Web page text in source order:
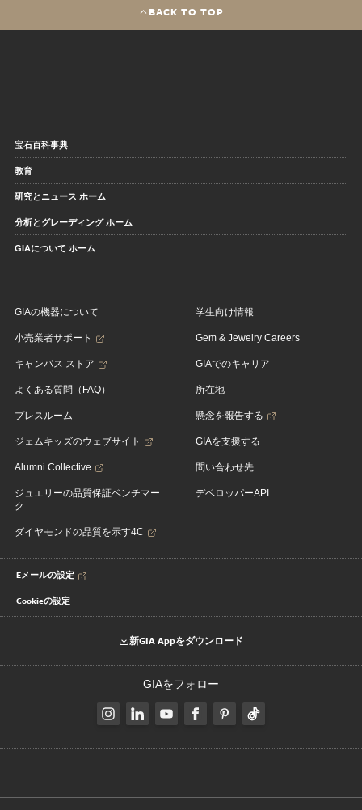
BACK TO TOP
宝石百科事典
教育
研究とニュース ホーム
分析とグレーディング ホーム
GIAについて ホーム
GIAの機器について
小売業者サポート
キャンパス ストア
よくある質問（FAQ）
プレスルーム
ジェムキッズのウェブサイト
Alumni Collective
ジュエリーの品質保証ベンチマー
ク
ダイヤモンドの品質を示す4C
学生向け情報
Gem & Jewelry Careers
GIAでのキャリア
所在地
懸念を報告する
GIAを支援する
問い合わせ先
デベロッパーAPI
Eメールの設定
Cookieの設定
新GIA Appをダウンロード
GIAをフォロー